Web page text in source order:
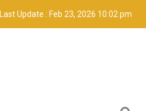
Last Update : Feb 23, 2026 10:02 pm